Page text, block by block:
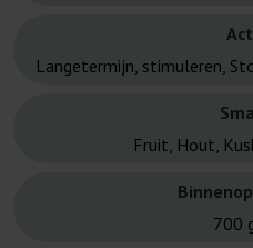
Langetermijn, stimuleren,
Fruit, Hout,
700